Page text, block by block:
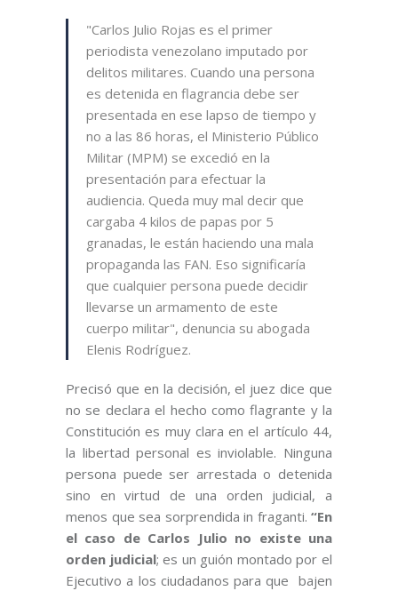
"Carlos Julio Rojas es el primer
periodista venezolano imputado por
delitos militares. Cuando una persona
es detenida en flagrancia debe ser
presentada en ese lapso de tiempo y
no a las 86 horas, el Ministerio Público
Militar (MPM) se excedió en la
presentación para efectuar la
audiencia. Queda muy mal decir que
cargaba 4 kilos de papas por 5
granadas, le están haciendo una mala
propaganda las FAN. Eso significaría
que cualquier persona puede decidir
llevarse un armamento de este
cuerpo militar", denuncia su abogada
Elenis Rodríguez.
Precisó que en la decisión, el juez dice que
no se declara el hecho como flagrante y la
Constitución es muy clara en el artículo 44,
la libertad personal es inviolable. Ninguna
persona puede ser arrestada o detenida
sino en virtud de una orden judicial, a
menos que sea sorprendida in fraganti. “En
el caso de Carlos Julio no existe una
orden judicial; es un guión montado por el
Ejecutivo a los ciudadanos para que bajen